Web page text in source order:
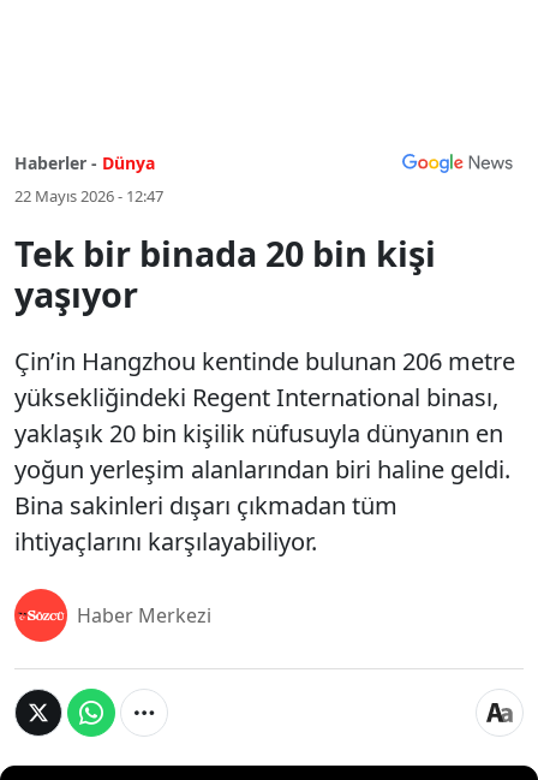
Haberler - Dünya
22 Mayıs 2026 - 12:47
Tek bir binada 20 bin kişi
yaşıyor
Çin’in Hangzhou kentinde bulunan 206 metre
yüksekliğindeki Regent International binası,
yaklaşık 20 bin kişilik nüfusuyla dünyanın en
yoğun yerleşim alanlarından biri haline geldi.
Bina sakinleri dışarı çıkmadan tüm
ihtiyaçlarını karşılayabiliyor.
Haber Merkezi